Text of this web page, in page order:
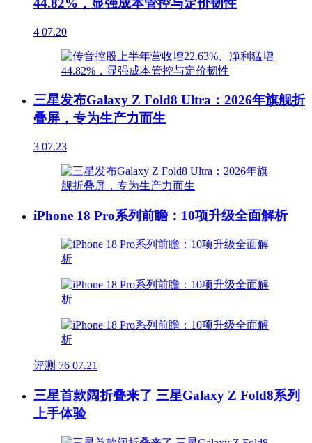
44.82%，显强成本管控与定价韧性
4 07.20
三星发布Galaxy Z Fold8 Ultra：2026年旗舰折
叠屏，专为生产力而生
3 07.23
iPhone 18 Pro系列前瞻：10项升级全面解析
评测 76 07.21
三星首款阔折叠来了 三星Galaxy Z Fold8系列
上手体验